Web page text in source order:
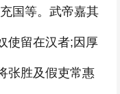
国等。武帝嘉其
使留在汉者;因厚
张胜及假吏常惠